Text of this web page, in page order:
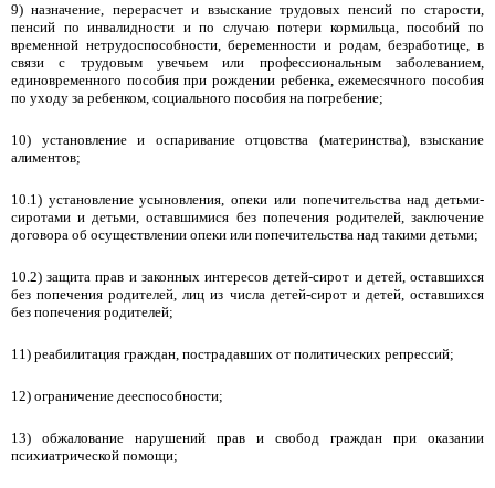
9) назначение, перерасчет и взыскание трудовых пенсий по старости,
пенсий по инвалидности и по случаю потери кормильца, пособий по
временной нетрудоспособности, беременности и родам, безработице, в
связи с трудовым увечьем или профессиональным заболеванием,
единовременного пособия при рождении ребенка, ежемесячного пособия
по уходу за ребенком, социального пособия на погребение;
10) установление и оспаривание отцовства (материнства), взыскание
алиментов;
10.1) установление усыновления, опеки или попечительства над детьми-
сиротами и детьми, оставшимися без попечения родителей, заключение
договора об осуществлении опеки или попечительства над такими детьми;
10.2) защита прав и законных интересов детей-сирот и детей, оставшихся
без попечения родителей, лиц из числа детей-сирот и детей, оставшихся
без попечения родителей;
11) реабилитация граждан, пострадавших от политических репрессий;
12) ограничение дееспособности;
13) обжалование нарушений прав и свобод граждан при оказании
психиатрической помощи;